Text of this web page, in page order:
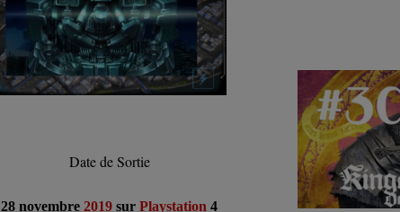
Date de Sortie
28 novembre2019 surPlaystation 4